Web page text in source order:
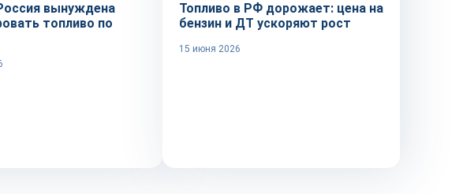
вынуждена
топливо по
Топливо в РФ дорожает: цена на
бензин и ДТ ускоряют рост
15 июня 2026